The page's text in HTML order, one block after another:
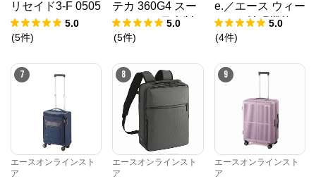
リセイド3-F 0505
1 スーツケース フ
レーム 32L キャ
5.0
(5件)
テカ 360G4 スー
ツケース 日本製 5
3L 02422
5.0
(5件)
e.／エース ウィー
ベルZ 拡張機能
キャスターストッ
2
5.0
(4件)
7
エースオンラインスト
ア
8
エースオンラインスト
ア
9
エースオンラインスト
ア